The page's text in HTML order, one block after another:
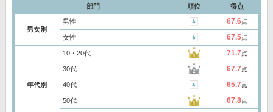
部門 順位 得点
男女別
男性 67.6点
女性 67.5点
年代別
10・20代 71.7点
30代 67.7点
40代 65.7点
50代 67.8点